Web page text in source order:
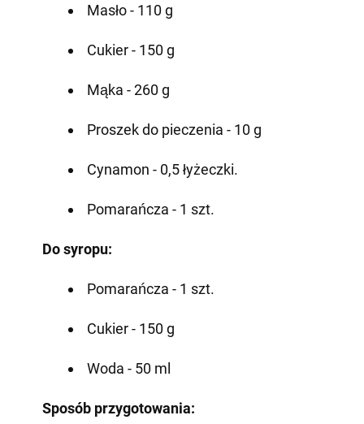
Masło - 110 g
Cukier - 150 g
Mąka - 260 g
Proszek do pieczenia - 10 g
Cynamon - 0,5 łyżeczki.
Pomarańcza - 1 szt.
Do syropu:
Pomarańcza - 1 szt.
Cukier - 150 g
Woda - 50 ml
Sposób przygotowania: